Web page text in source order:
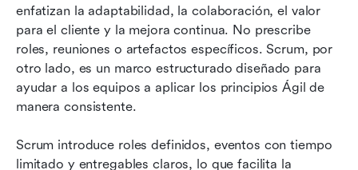
enfatizan la adaptabilidad, la colaboración, el valor
para el cliente y la mejora continua. No prescribe
roles, reuniones o artefactos específicos. Scrum, por
otro lado, es un marco estructurado diseñado para
ayudar a los equipos a aplicar los principios Ágil de
manera consistente.
Scrum introduce roles definidos, eventos con tiempo
limitado y entregables claros, lo que facilita la